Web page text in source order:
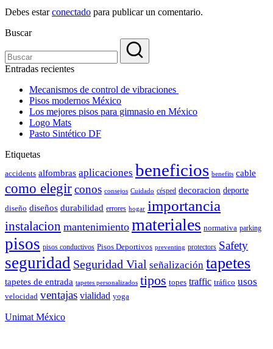
Debes estarconectado para publicar un comentario.
Buscar
Entradas recientes
Mecanismos de control de vibraciones
Pisos modernos México
Los mejores pisos para gimnasio en México
Logo Mats
Pasto Sintético DF
Etiquetas
accidents alfombras aplicaciones beneficios benefits cable
como elegirconos consejos Cuidado césped decoracion deporte
diseño diseños durabilidad errores hogar importancia
instalacion mantenimiento materiales normativa parking
pisos pisos conductivos Pisos Deportivos preventing protectors Safety
seguridad Seguridad Vial señalización tapetes
tapetes de entrada tapetes personalizados tipos topes traffic tráfico usos
velocidad ventajas vialidad yoga
Unimat México